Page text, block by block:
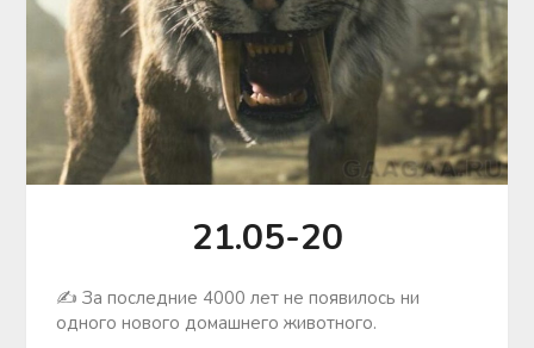
21.05-20
✍ За последние 4000 лет не появилось ни
одного нового домашнего животного.